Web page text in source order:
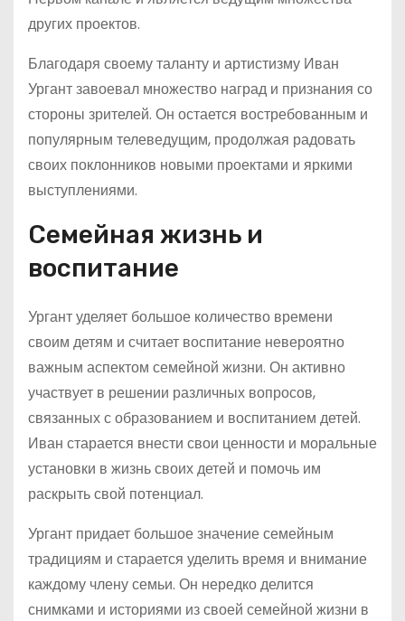
других проектов.
Благодаря своему таланту и артистизму Иван
Ургант завоевал множество наград и признания со
стороны зрителей. Он остается востребованным и
популярным телеведущим, продолжая радовать
своих поклонников новыми проектами и яркими
выступлениями.
Семейная жизнь и
воспитание
Ургант уделяет большое количество времени
своим детям и считает воспитание невероятно
важным аспектом семейной жизни. Он активно
участвует в решении различных вопросов,
связанных с образованием и воспитанием детей.
Иван старается внести свои ценности и моральные
установки в жизнь своих детей и помочь им
раскрыть свой потенциал.
Ургант придает большое значение семейным
традициям и старается уделить время и внимание
каждому члену семьи. Он нередко делится
снимками и историями из своей семейной жизни в